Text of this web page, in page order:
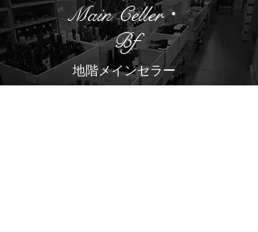
Main Celler・
Bf
地階メインセラー